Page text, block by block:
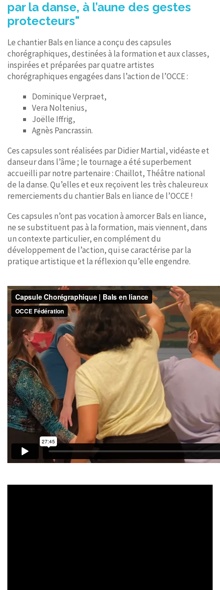
par la danse, à l’aune des gestes
protecteurs"
Le chantier Bals en liance a conçu des capsules
chorégraphiques, destinées à la formation et aux classes,
inspirées et préparées par quatre artistes
chorégraphiques engagées dans l’action de l’OCCE :
Dominique Verpraet,
Vera Noltenius,
Joëlle Iffrig,
Agnès Pancrassin.
Ces capsules sont réalisées par Didier Martial, vidéaste et
danseur dans l’âme ; le tournage a été superbement
accueilli par notre partenaire : Chaillot, Théâtre national
de la danse. Qu’elles et eux reçoivent les très chaleureux
remerciements du chantier Bals en liance de l’OCCE !
Ces capsules n’ont pas vocation à amorcer Bals en liance,
ne se substituent pas à la formation, mais viennent, dans
un contexte particulier, en complément du
développement de l’action, qui se caractérise par la
pratique artistique et la réflexion qu’elle engendre.